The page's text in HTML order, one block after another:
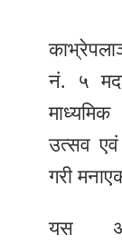
अन्तराष्ट्रिय
कला
प्रविधि
नं. ५
उत्सव एवं
गरी
यस